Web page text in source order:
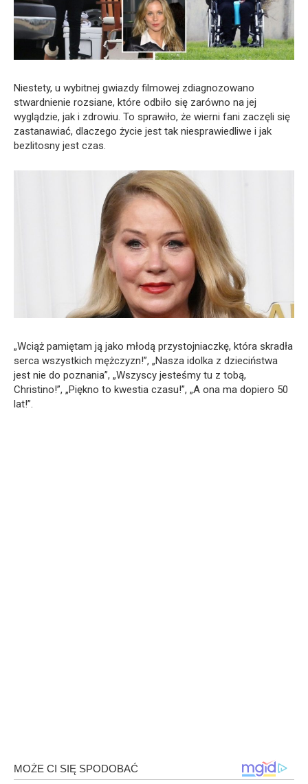
Niestety, u wybitnej gwiazdy filmowej zdiagnozowano
stwardnienie rozsiane, które odbiło się zarówno na jej
wyglądzie, jak i zdrowiu. To sprawiło, że wierni fani zaczęli się
zastanawiać, dlaczego życie jest tak niesprawiedliwe i jak
bezlitosny jest czas.
„Wciąż pamiętam ją jako młodą przystojniaczkę, która skradła
serca wszystkich mężczyzn!”, „Nasza idolka z dzieciństwa
jest nie do poznania”, „Wszyscy jesteśmy tu z tobą,
Christino!”, „Piękno to kwestia czasu!”, „A ona ma dopiero 50
lat!”.